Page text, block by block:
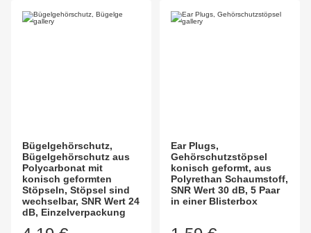
Bügelgehörschutz,
Bügelgehörschutz aus
Polycarbonat mit
konisch geformten
Stöpseln, Stöpsel sind
wechselbar, SNR Wert 24
dB, Einzelverpackung
Ear Plugs,
Gehörschutzstöpsel
konisch geformt, aus
Polyrethan Schaumstoff,
SNR Wert 30 dB, 5 Paar
in einer Blisterbox